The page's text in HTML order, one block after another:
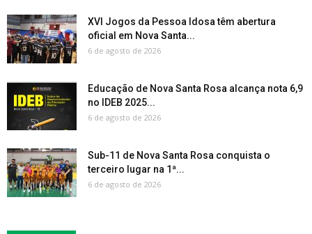
XVI Jogos da Pessoa Idosa têm abertura
oficial em Nova Santa...
6 de agosto de 2026
Educação de Nova Santa Rosa alcança nota 6,9
no IDEB 2025...
6 de agosto de 2026
Sub-11 de Nova Santa Rosa conquista o
terceiro lugar na 1ª...
6 de agosto de 2026